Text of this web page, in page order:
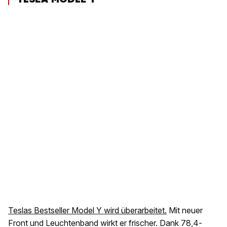
Teslas Bestseller Model Y wird überarbeitet. Mit neuer
Front und Leuchtenband wirkt er frischer. Dank 78,4-